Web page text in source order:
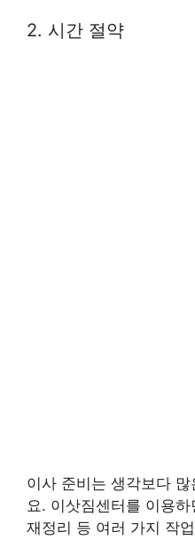
2. 시간 절약
이사 준비는 생각보다
요. 이삿짐센터를 이용
재정리 등 여러 가지 작